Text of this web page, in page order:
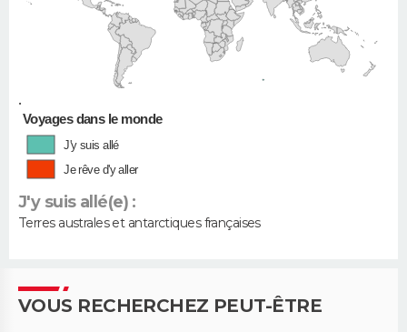
•
Voyages dans le monde
J'y suis allé
Je rêve d'y aller
J'y suis allé(e) :
Terres australes et antarctiques françaises
VOUS RECHERCHEZ PEUT-ÊTRE